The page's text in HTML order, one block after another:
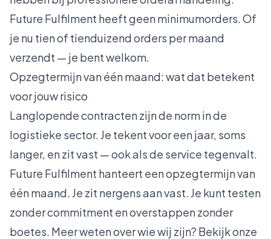
Future Fulfilment heeft geen minimumorders. Of
je nu tien of tienduizend orders per maand
verzendt — je bent welkom.
Opzegtermijn van één maand: wat dat betekent
voor jouw risico
Langlopende contracten zijn de norm in de
logistieke sector. Je tekent voor een jaar, soms
langer, en zit vast — ook als de service tegenvalt.
Future Fulfilment hanteert een opzegtermijn van
één maand. Je zit nergens aan vast. Je kunt testen
zonder commitment en overstappen zonder
boetes. Meer weten over wie wij zijn? Bekijkonze